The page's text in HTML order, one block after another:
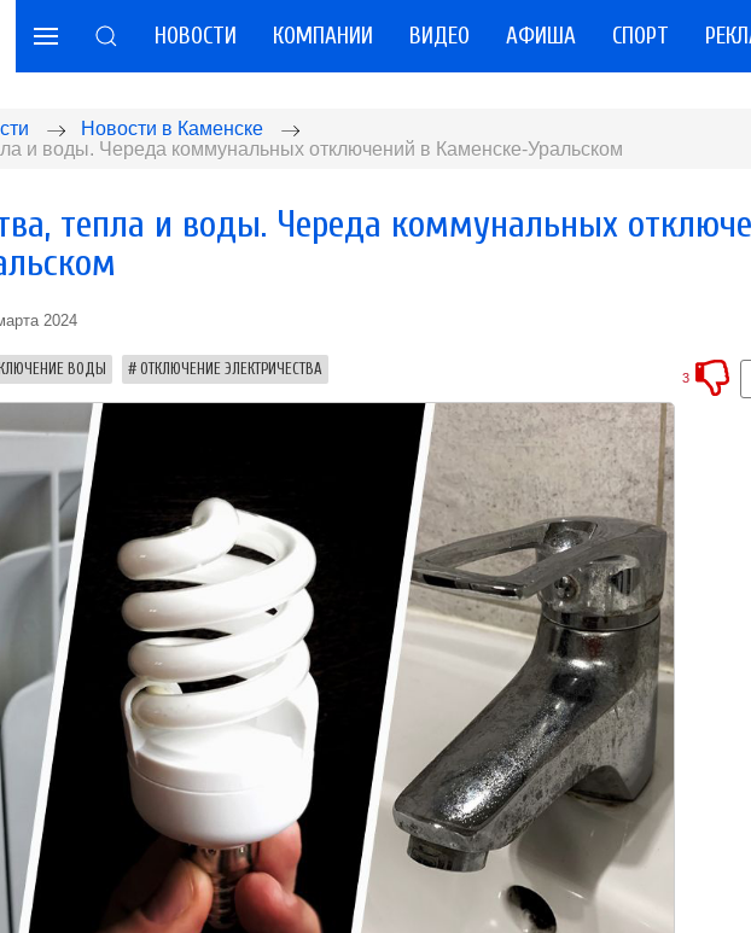
НОВОСТИ КОМПАНИИ ВИДЕО АФИША СПОРТ
Новости в Каменске
и воды. Череда коммунальных отключений в Каменске-Уральском
тепла и воды. Череда коммунальных
2024
ВОДЫ ОТКЛЮЧЕНИЕ ЭЛЕКТРИЧЕСТВА 3